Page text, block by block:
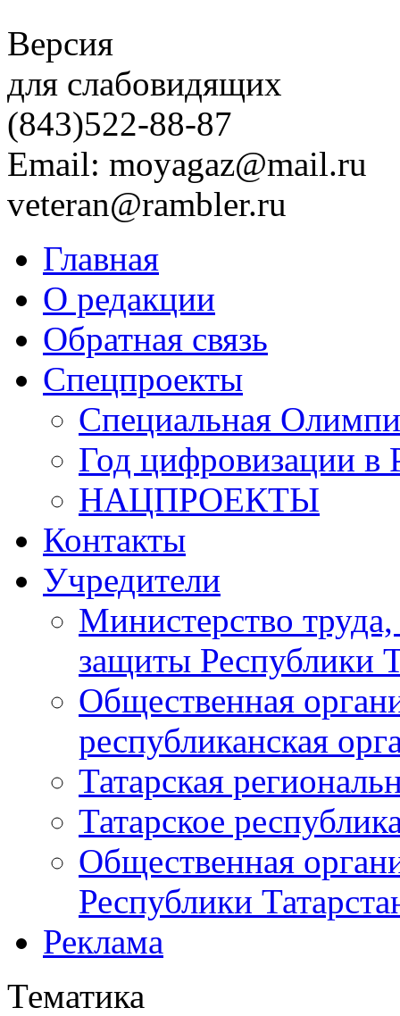
Версия
для слабовидящих
(843)522-88-87
Email: moyagaz@mail.ru
veteran@rambler.ru
Главная
О редакции
Обратная связь
Спецпроекты
Специальная
Год цифровизации в
НАЦПРОЕКТЫ
Контакты
Учредители
Министерство
защиты Республики
Общественная
республиканская
Татарская
Татарское
Общественная
Республики
Реклама
Тематика